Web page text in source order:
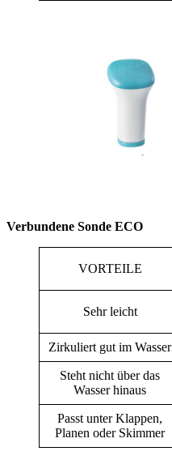
Verbundene Sonde ECO
VORTEILE
Sehr leicht
Zirkuliert gut im Wasser
Steht nicht über das
Wasser hinaus
Passt unter Klappen,
Planen oder Skimmer